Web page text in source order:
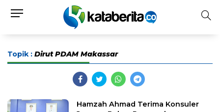
Topik : Dirut PDAM Makassar
Hamzah Ahmad Terima Konsuler